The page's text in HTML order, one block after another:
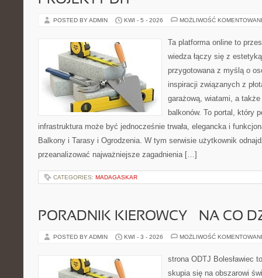
POSTED BY ADMIN KWI - 5 - 2026 MOŻLIWOŚĆ
Ta platforma online to
wiedza łączy się z
przygotowana z myślą o
inspiracji związanych z
garażową, wiatami, a
balkonów. To portal, który
infrastruktura może być jednocześnie trwała, elegancka i
Balkony i Tarasy i Ogrodzenia. W tym serwisie użytkownik
przeanalizować najważniejsze zagadnienia […]
CATEGORIES: MADAGASKAR
PORADNIK KIEROWCY – NA CO
POSTED BY ADMIN KWI - 3 - 2026 MOŻLIWOŚĆ
strona ODTJ Bolesławiec
skupia się na obszarowi